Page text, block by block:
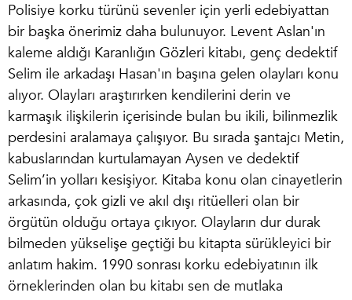
Polisiye korku türünü sevenler için yerli edebiyattan
bir başka önerimiz daha bulunuyor. Levent Aslan'ın
kaleme aldığı Karanlığın Gözleri kitabı, genç dedektif
Selim ile arkadaşı Hasan'ın başına gelen olayları konu
alıyor. Olayları araştırırken kendilerini derin ve
karmaşık ilişkilerin içerisinde bulan bu ikili, bilinmezlik
perdesini aralamaya çalışıyor. Bu sırada şantajcı Metin,
kabuslarından kurtulamayan Aysen ve dedektif
Selim’in yolları kesişiyor. Kitaba konu olan cinayetlerin
arkasında, çok gizli ve akıl dışı ritüelleri olan bir
örgütün olduğu ortaya çıkıyor. Olayların dur durak
bilmeden yükselişe geçtiği bu kitapta sürükleyici bir
anlatım hakim. 1990 sonrası korku edebiyatının ilk
örneklerinden olan bu kitabı sen de mutlaka